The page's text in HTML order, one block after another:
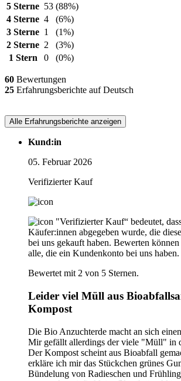
5 Sterne 53 (88%)
4 Sterne 4
(6%)
3 Sterne 1
(1%)
2 Sterne 2
(3%)
1 Stern
0 (0%)
60 Bewertungen
25 Erfahrungsberichte auf Deutsch
Alle Erfahrungsberichte anzeigen
Kund:in
05. Februar 2026
Verifizierter Kauf
"Verifizierter Kauf“ bedeutet,
Käufer:innen abgegeben wurde, die
bei uns gekauft haben. Bewerten
alle, die ein Kundenkonto bei uns haben.
Bewertet mit 2 von 5 Sternen.
Leider viel Müll aus
Kompost
Die Bio Anzuchterde macht an sich
Mir gefällt allerdings der viele "Müll" in
Der Kompost scheint aus Bioabfall
erkläre ich mir das Stückchen grünes
Bündelung von Radieschen und